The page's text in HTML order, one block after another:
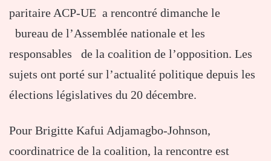
paritaire ACP-UE a rencontré dimanche le
bureau de l’Assemblée nationale et les
responsables de la coalition de l’opposition. Les
sujets ont porté sur l’actualité politique depuis les
élections législatives du 20 décembre.
Pour Brigitte Kafui Adjamagbo-Johnson,
coordinatrice de la coalition, la rencontre est